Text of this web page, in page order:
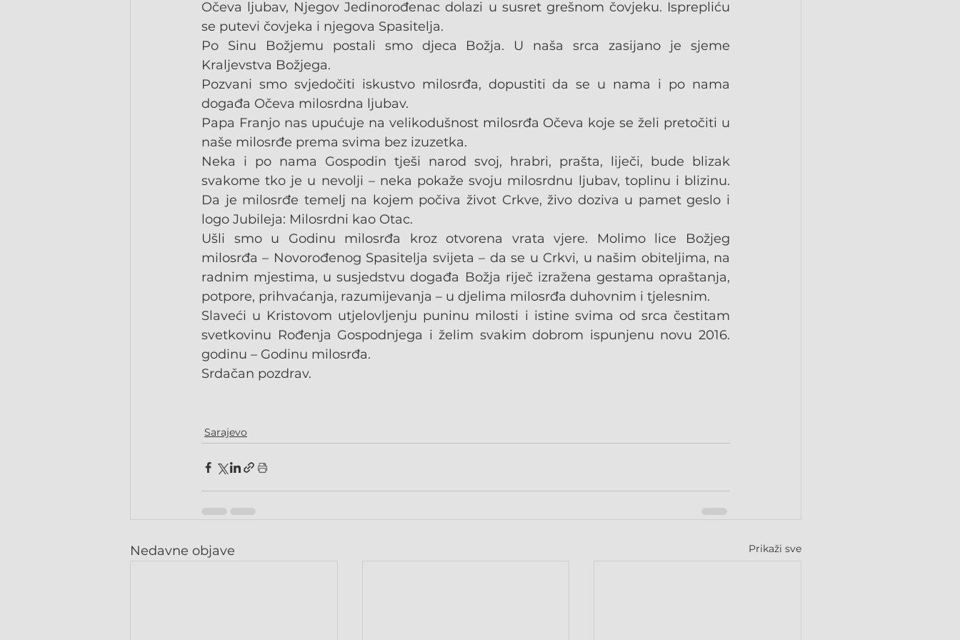
Očeva ljubav, Njegov Jedinorođenac dolazi u susret grešnom čovjeku. Isprepliću
se putevi čovjeka i njegova Spasitelja.
Po Sinu Božjemu postali smo djeca Božja. U naša srca zasijano je sjeme
Kraljevstva Božjega.
Pozvani smo svjedočiti iskustvo milosrđa, dopustiti da se u nama i po nama
događa Očeva milosrdna ljubav.
Papa Franjo nas upućuje na velikodušnost milosrđa Očeva koje se želi pretočiti u
naše milosrđe prema svima bez izuzetka.
Neka i po nama Gospodin tješi narod svoj, hrabri, prašta, liječi, bude blizak
svakome tko je u nevolji – neka pokaže svoju milosrdnu ljubav, toplinu i blizinu.
Da je milosrđe temelj na kojem počiva život Crkve, živo doziva u pamet geslo i
logo Jubileja: Milosrdni kao Otac.
Ušli smo u Godinu milosrđa kroz otvorena vrata vjere. Molimo lice Božjeg
milosrđa – Novorođenog Spasitelja svijeta – da se u Crkvi, u našim obiteljima, na
radnim mjestima, u susjedstvu događa Božja riječ izražena gestama opraštanja,
potpore, prihvaćanja, razumijevanja – u djelima milosrđa duhovnim i tjelesnim.
Slaveći u Kristovom utjelovljenju puninu milosti i istine svima od srca čestitam
svetkovinu Rođenja Gospodnjega i želim svakim dobrom ispunjenu novu 2016.
godinu – Godinu milosrđa.
Srdačan pozdrav.
Sarajevo
Nedavne objave Prikaži sve